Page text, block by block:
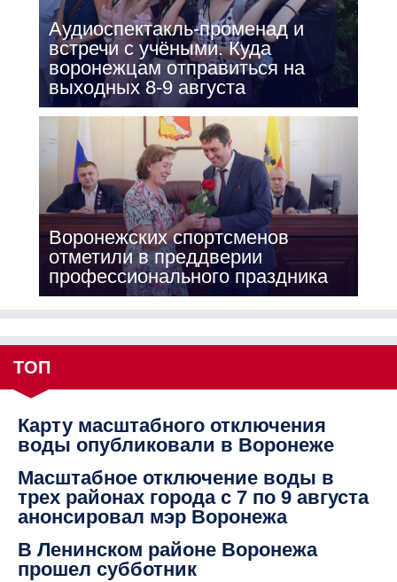
Аудиоспектакль-променад и
встречи с учёными. Куда
воронежцам отправиться на
выходных 8-9 августа
Воронежских спортсменов
отметили в преддверии
профессионального праздника
ТОП
Карту масштабного отключения
воды опубликовали в Воронеже
Масштабное отключение воды в
трех районах города с 7 по 9 августа
анонсировал мэр Воронежа
В Ленинском районе Воронежа
прошел субботник